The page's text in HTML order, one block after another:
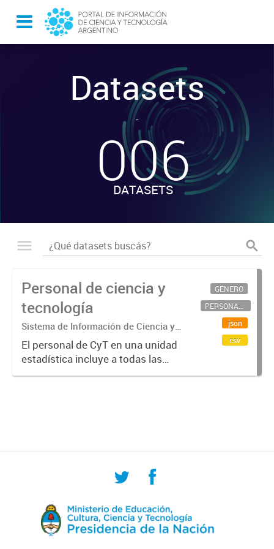
Datasets
-
006
DATASETS
Personal de ciencia y
tecnología
Sistema de Información de Ciencia y
Tecnología Argentino (SICYTAR)
El personal de CyT en una unidad
estadística incluye a todas las
personas involucradas
GÉNERO
PERSONAL CIENTÍFICO-TECNOLÓGICO
json
csv